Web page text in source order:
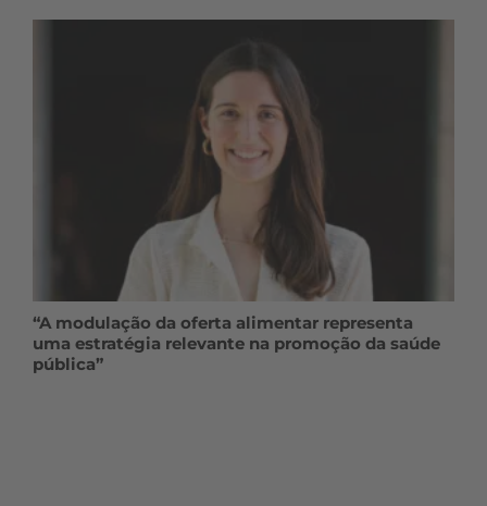
“A modulação da oferta alimentar representa
uma estratégia relevante na promoção da saúde
pública”